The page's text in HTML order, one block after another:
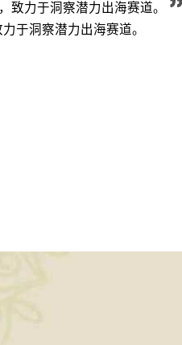
致力于洞察潜力出海赛道。
于洞察潜力出海赛道。